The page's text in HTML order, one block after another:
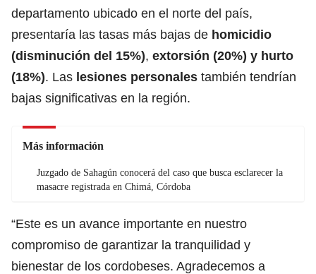
departamento ubicado en el norte del país,
presentaría las tasas más bajas de homicidio
(disminución del 15%), extorsión (20%) y hurto
(18%). Las lesiones personales también tendrían
bajas significativas en la región.
Más información
Juzgado de Sahagún conocerá del caso que busca esclarecer la
masacre registrada en Chimá, Córdoba
“Este es un avance importante en nuestro
compromiso de garantizar la tranquilidad y
bienestar de los cordobeses. Agradecemos a